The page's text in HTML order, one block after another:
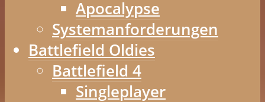
Apocalypse
Systemanforderungen
Battlefield Oldies
Battlefield 4
Singleplayer